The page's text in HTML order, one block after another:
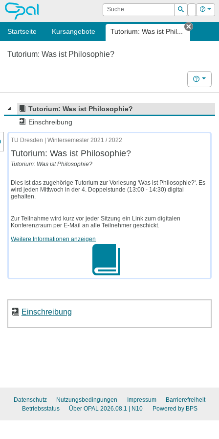
OPAL Suche
Suchen
Login Hilfe
Startseite Kursangebote Tutorium: Was ist Phil...
Tab
Tutorium: Was ist Philosophie?
Hilfe
Tutorium: Was ist Philosophie?
Einschreibung
des Kursmenüs
TU Dresden | Wintersemester 2021 / 2022
Tutorium: Was ist Philosophie?
Tutorium: Was ist Philosophie?
Dies ist das zugehörige Tutorium zur Vorlesung 'Was ist Philosophie?'. Es
wird jeden Mittwoch in der 4. Doppelstunde (13:00 - 14:30) digital
gehalten.
Zur Teilnahme wird kurz vor jeder Sitzung ein Link zum digitalen
Konferenzraum per E-Mail an alle Teilnehmer geschickt.
Weitere Informationen anzeigen
Einschreibung
Datenschutz Nutzungsbedingungen Impressum
Barrierefreiheit
Betriebsstatus
Über OPAL 2026.08.1 | N10 Powered by BPS